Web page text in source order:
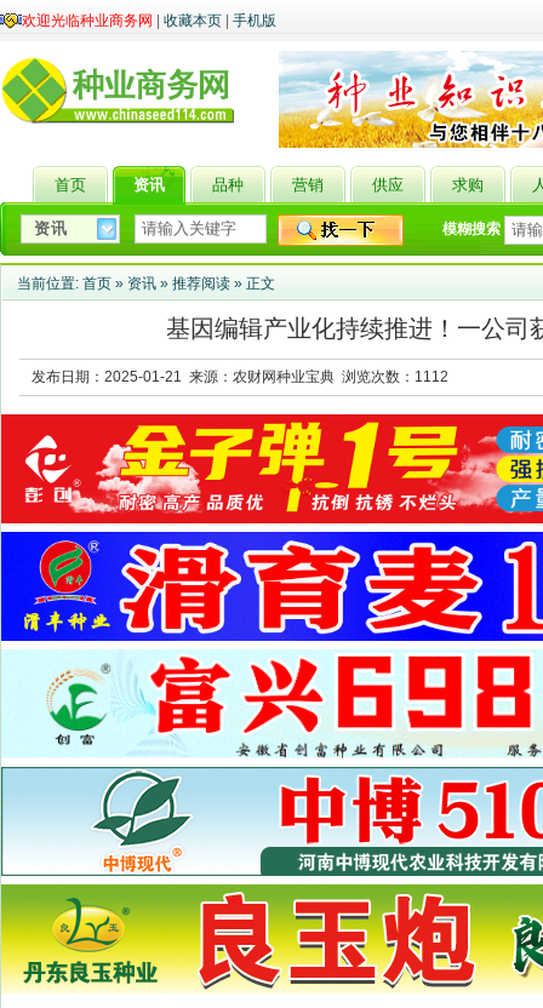
欢迎光临种业商务网 收藏本页 手机版
首页 资讯 品种 营销 供应 求购
模糊搜索
当前位置: 首页 » 资讯 » 推荐阅读 » 正文
基因编辑产业化持续推进！一公司
发布日期：2025-01-21 来源：农财网种业宝典 浏览次数： 1112